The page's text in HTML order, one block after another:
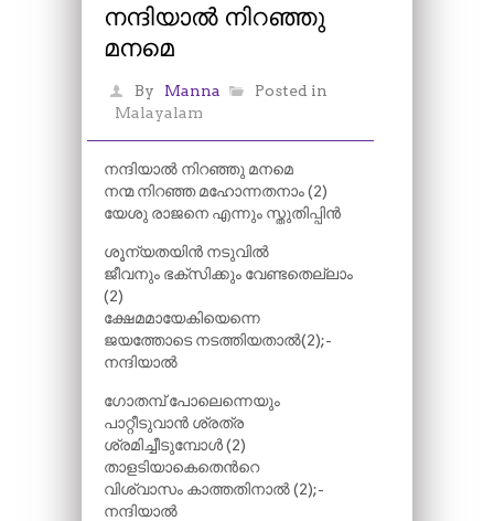
നന്ദിയാൽ നിറഞ്ഞു
മനമെ
By Manna
Posted in
Malayalam
നന്ദിയാൽ നിറഞ്ഞു മനമെ
നന്മ നിറഞ്ഞ മഹോന്നതനാം (2)
യേശു രാജനെ എന്നും സ്തുതിപ്പിൻ
ശൂന്യതയിൻ നടുവിൽ
ജീവനും ഭക്സിക്കും വേണ്ടതെല്ലാം
(2)
ക്ഷേമമായേകിയെന്നെ
ജയത്തോടെ നടത്തിയതാൽ(2);-
നന്ദിയാൽ
ഗോതമ്പ് പോലെന്നെയും
പാറ്റീടുവാൻ ശ്രത്ര
ശ്രമിച്ചീടുമ്പോൾ (2)
താളടിയാകെതെന്‍റെ
വിശ്വാസം കാത്തതിനാൽ (2);-
നന്ദിയാൽ